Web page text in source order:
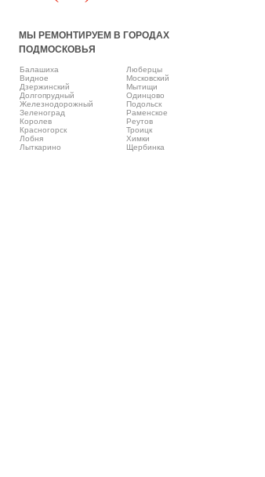
МЫ РЕМОНТИРУЕМ В ГОРОДАХ
ПОДМОСКОВЬЯ
Балашиха
Виднoe
Дзержинский
Долгопрудный
Железнодорожный
Зеленоград
Королев
Красногорск
Лобня
Лыткарино
Люберцы
Московский
Мытищи
Одинцово
Подольск
Раменское
Реутов
Троицк
Химки
Щербинка